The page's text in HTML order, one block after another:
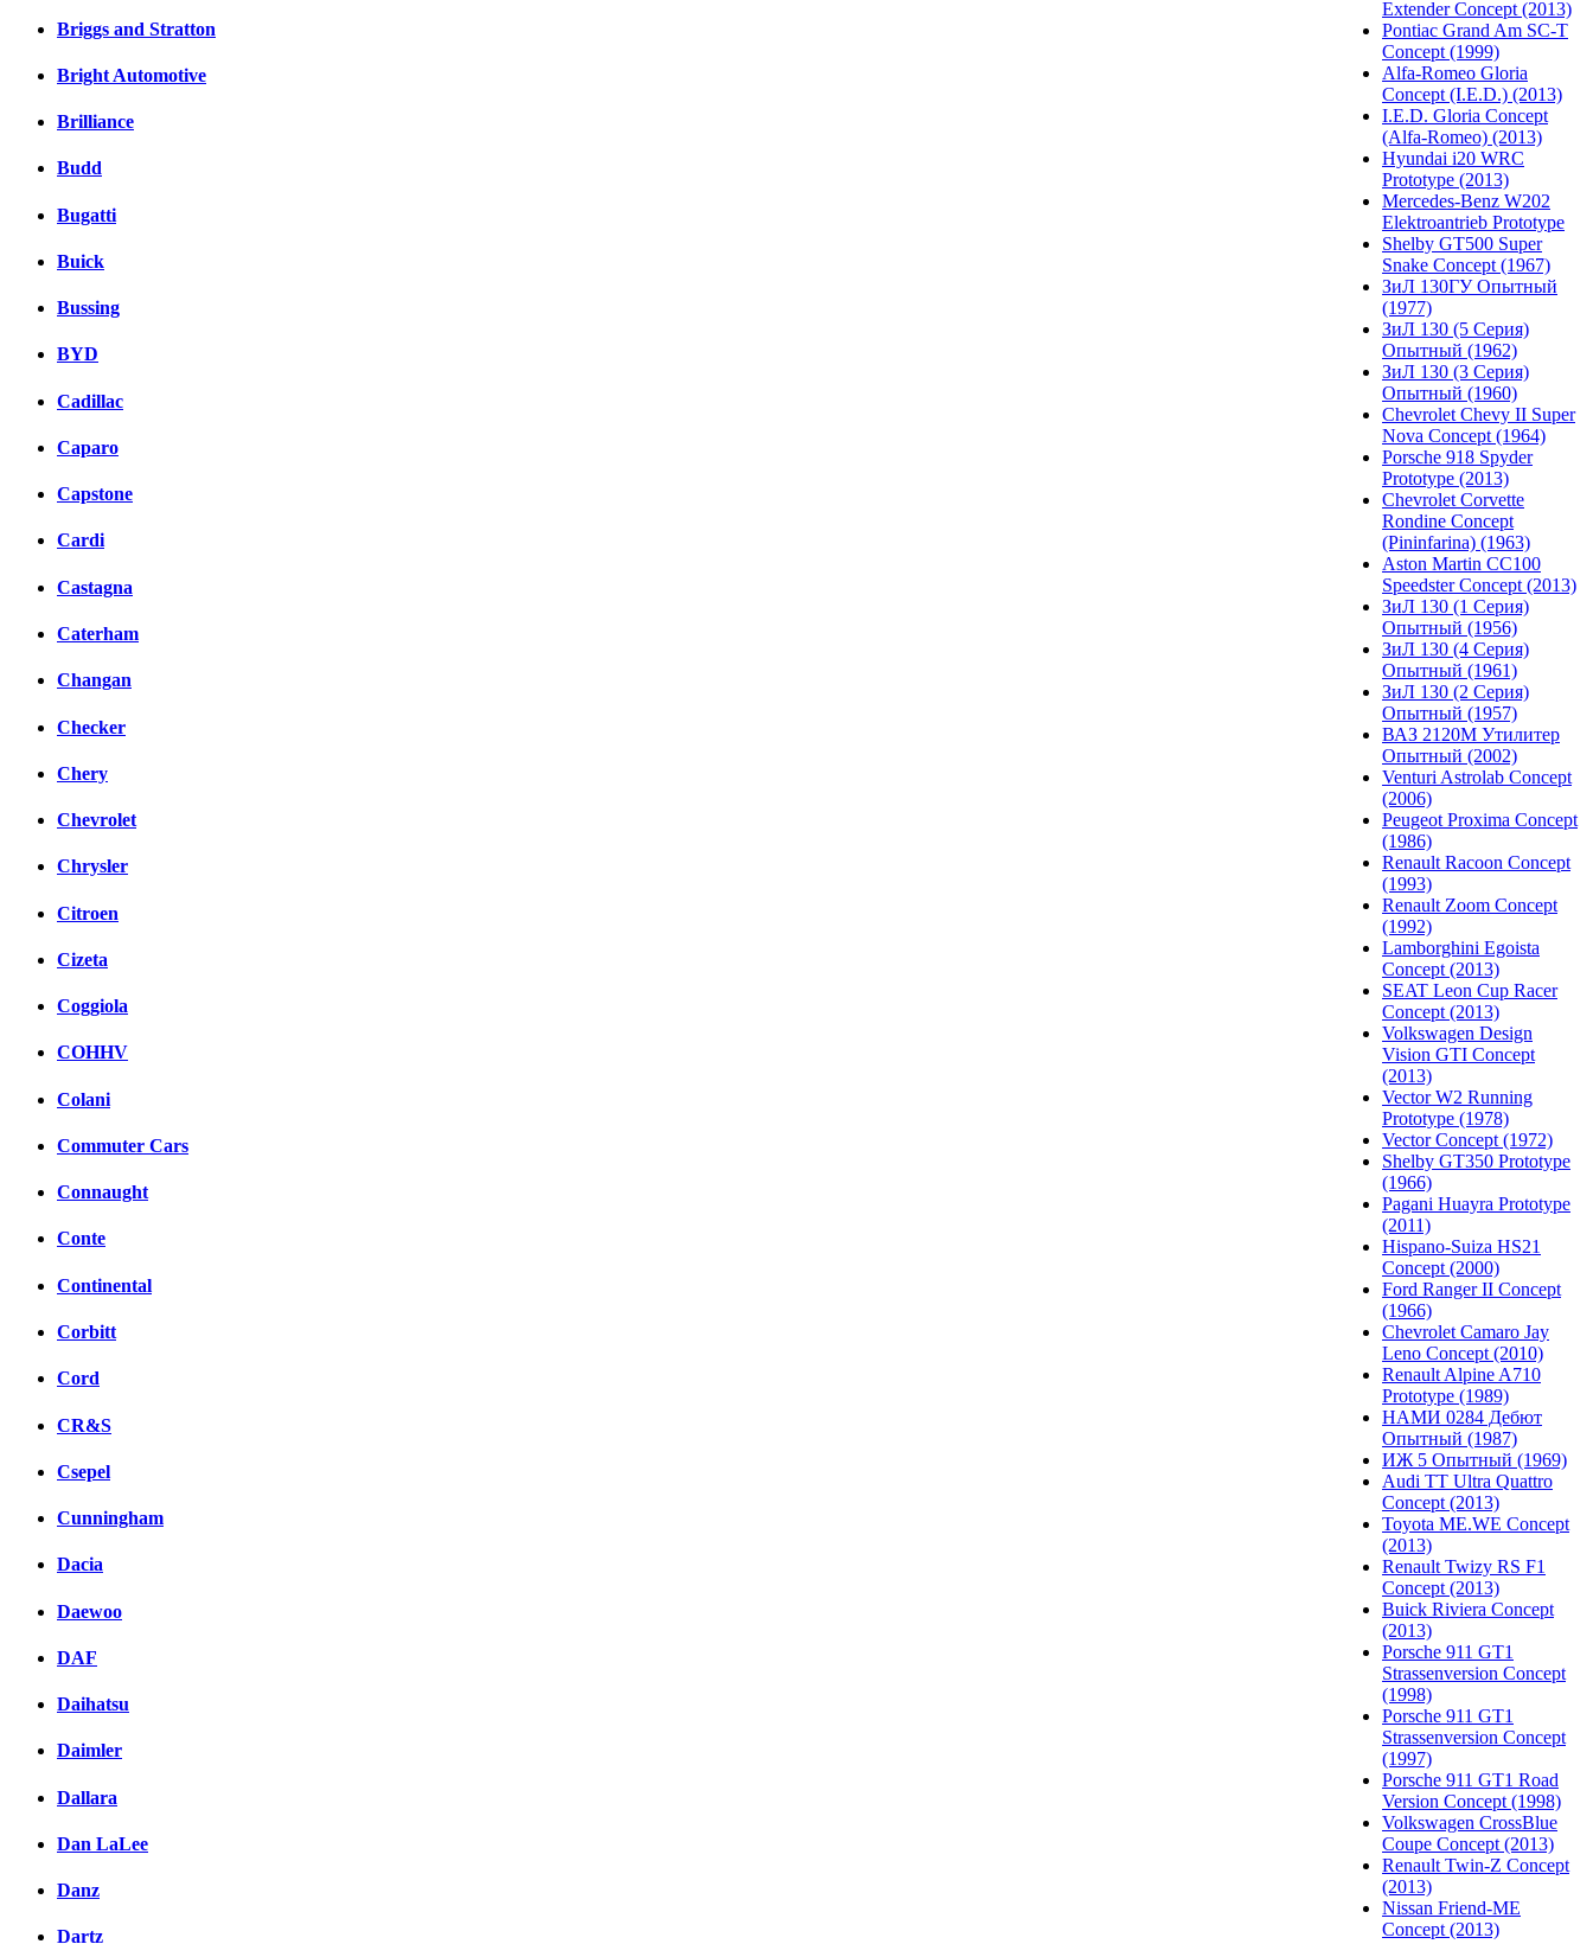
Briggs and Stratton
Bright Automotive
Brilliance
Budd
Bugatti
Buick
Bussing
BYD
Cadillac
Caparo
Capstone
Cardi
Castagna
Caterham
Changan
Checker
Chery
Chevrolet
Chrysler
Citroen
Cizeta
Coggiola
COHHV
Colani
Commuter Cars
Connaught
Conte
Continental
Corbitt
Cord
CR&S
Csepel
Cunningham
Dacia
Daewoo
DAF
Daihatsu
Daimler
Dallara
Dan LaLee
Danz
Dartz
Extender Concept (2013)
Pontiac Grand Am SC-T
Concept (1999)
Alfa-Romeo Gloria
Concept (I.E.D.) (2013)
I.E.D. Gloria Concept
(Alfa-Romeo) (2013)
Hyundai i20 WRC
Prototype (2013)
Mercedes-Benz W202
Elektroantrieb Prototype
Shelby GT500 Super
Snake Concept (1967)
ЗиЛ 130ГУ Опытный
(1977)
ЗиЛ 130 (5 Серия)
Опытный (1962)
ЗиЛ 130 (3 Серия)
Опытный (1960)
Chevrolet Chevy II Super
Nova Concept (1964)
Porsche 918 Spyder
Prototype (2013)
Chevrolet Corvette
Rondine Concept
(Pininfarina) (1963)
Aston Martin CC100
Speedster Concept (2013)
ЗиЛ 130 (1 Серия)
Опытный (1956)
ЗиЛ 130 (4 Серия)
Опытный (1961)
ЗиЛ 130 (2 Серия)
Опытный (1957)
ВАЗ 2120М Утилитер
Опытный (2002)
Venturi Astrolab Concept
(2006)
Peugeot Proxima Concept
(1986)
Renault Racoon Concept
(1993)
Renault Zoom Concept
(1992)
Lamborghini Egoista
Concept (2013)
SEAT Leon Cup Racer
Concept (2013)
Volkswagen Design
Vision GTI Concept
(2013)
Vector W2 Running
Prototype (1978)
Vector Concept (1972)
Shelby GT350 Prototype
(1966)
Pagani Huayra Prototype
(2011)
Hispano-Suiza HS21
Concept (2000)
Ford Ranger II Concept
(1966)
Chevrolet Camaro Jay
Leno Concept (2010)
Renault Alpine A710
Prototype (1989)
НАМИ 0284 Дебют
Опытный (1987)
ИЖ 5 Опытный (1969)
Audi TT Ultra Quattro
Concept (2013)
Toyota ME.WE Concept
(2013)
Renault Twizy RS F1
Concept (2013)
Buick Riviera Concept
(2013)
Porsche 911 GT1
Strassenversion Concept
(1998)
Porsche 911 GT1
Strassenversion Concept
(1997)
Porsche 911 GT1 Road
Version Concept (1998)
Volkswagen CrossBlue
Coupe Concept (2013)
Renault Twin-Z Concept
(2013)
Nissan Friend-ME
Concept (2013)